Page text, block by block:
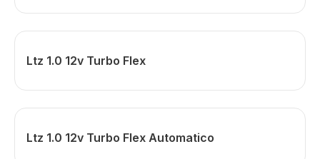
Ltz 1.0 12v Turbo Flex
Ltz 1.0 12v Turbo Flex Automatico